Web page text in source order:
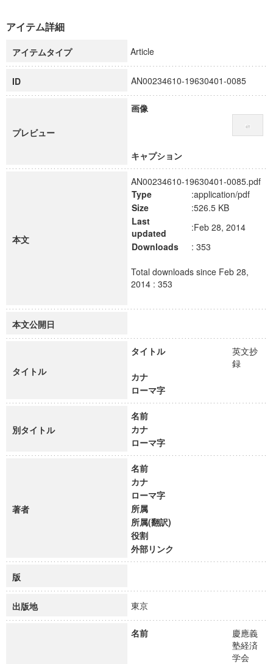
科学研究費補助金研究成果報告書
慶應義塾大学グローバルCOEプログラム市民社会ガバナンス
慶應義塾大学グローバルCOEプログラム論理と感性の先端的
博士課程教育リーディングプログラム「超成熟社会発展のサ
学術雑誌掲載論文等(8)
アイテム詳細
アイテムタイプ Article
ID AN00234610-19630401-0085
プレビュー
画像
キャプション
本文
AN00234610-19630401-0085.pdf
Type
:application/pdf
Size
:526.5 KB
Last
updated
:Feb 28, 2014
Downloads
: 353
Total downloads since Feb 28,
2014 : 353
本文公開日
タイトル
タイトル
英文抄
録
カナ
ローマ字
別タイトル
名前
カナ
ローマ字
著者
名前
カナ
ローマ字
所属
所属(翻訳)
役割
外部リンク
版
出版地 東京
名前
慶應義
塾経済
学会